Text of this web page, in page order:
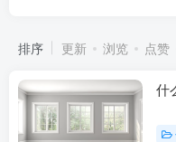
排序 更新 浏览 点赞
什